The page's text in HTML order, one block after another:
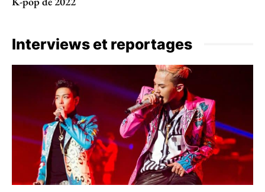
Interviews et reportages